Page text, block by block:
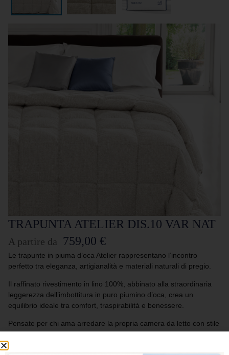
TRAPUNTA ATELIER DIS.10 VAR NAT
A partire da 759,00 €
Le trapunte in piuma d’oca Atelier rappresentano l’incontro
perfetto tra eleganza, artigianalità e materiali naturali di pregio.
Il raffinato rivestimento in lino 100%, abbinato alla straordinaria
leggerezza dell’imbottitura in puro piumino d’oca, crea un
equilibrio ideale tra comfort, traspirabilità e benessere.
Pensate per chi ama arredare la propria camera da letto con stile
ed esclusività, le trapunte Atelier trasformano ogni riposo in
un’esperienza di autentico lusso e naturale morbidezza.